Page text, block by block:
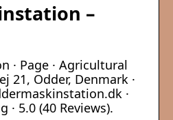
–
· Page · Agricultural
21, Odder, Denmark ·
·
· 5.0 (40 Reviews).